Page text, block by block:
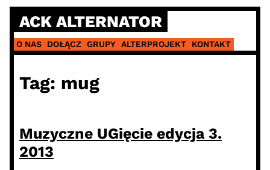
Skip
content
ACK ALTERNATOR
O NAS DOŁĄCZ GRUPY ALTERPROJEKT KONTAKT
Tag: mug
Muzyczne UGięcie edycja 3.
2013